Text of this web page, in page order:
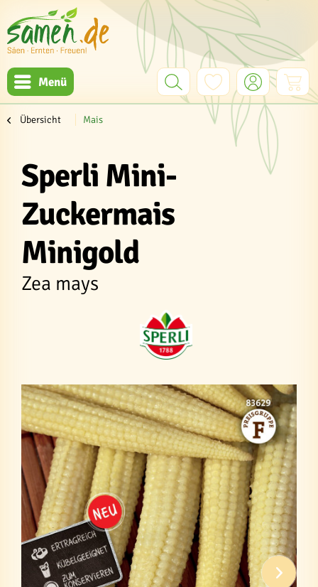
Menü
Übersicht Mais
Sperli Mini-
Zuckermais
Minigold
Zea mays